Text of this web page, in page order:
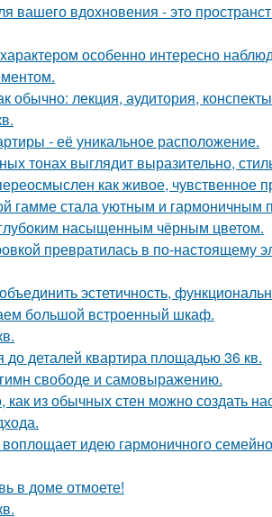
вашего вдохновения - это
особенно интересно
обычно: лекция, аудитория,
- её уникальное расположение.
тонах выглядит выразительно,
как живое, чувственное
гамме стала уютным и гармоничным
насыщенным чёрным цветом.
превратилась в по-настоящему
эстетичность,
большой встроенный шкаф.
деталей квартира площадью 36 кв.
свободе и самовыражению.
как из обычных стен можно создать
идею гармоничного
в доме отмоете!